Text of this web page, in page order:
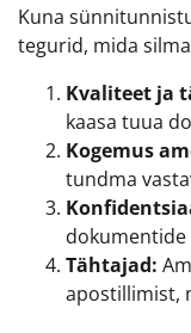
Kuna
tegurid, mida
Kvaliteet ja
kaasa tuua
Kogemus
tundma
dokumentide
Tähtajad:
apostillimist,